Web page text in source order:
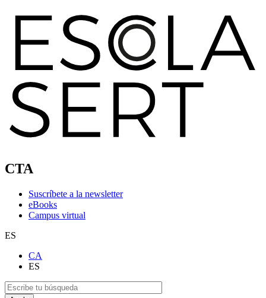
CTA
Suscríbete a la newsletter
eBooks
Campus virtual
ES
CA
ES